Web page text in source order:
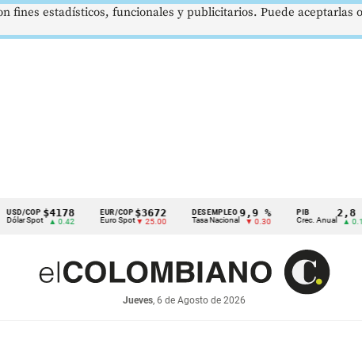
$4178
▲ 0.42
EUR/COP
Euro Spot
$3672
▼ 25.00
DESEMPLEO
Tasa Nacional
9,9 %
▼ 0.30
PIB
Crec. Anual
2,8 %
▲ 0.10
Jueves, 6 de Agosto de 2026
fines estadísticos, funcionales y publicitarios. Puede aceptarlas